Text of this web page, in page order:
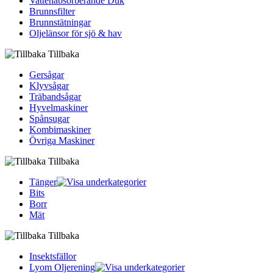
Brunnsfilter
Brunnstätningar
Oljelänsor för sjö & hav
Tillbaka
Gersågar
Klyvsågar
Träbandsågar
Hyvelmaskiner
Spånsugar
Kombimaskiner
Övriga Maskiner
Tillbaka
Tänger
Bits
Borr
Mät
Tillbaka
Insektsfällor
Lyom Oljerening